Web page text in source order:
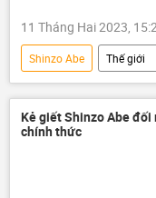
11 Tháng Hai 2023,
Shinzo Abe Thế giới
Vụ ám sát cựu Thủ
Nga
Hoa Kỳ
Kẻ giết Shinzo Abe
chính thức